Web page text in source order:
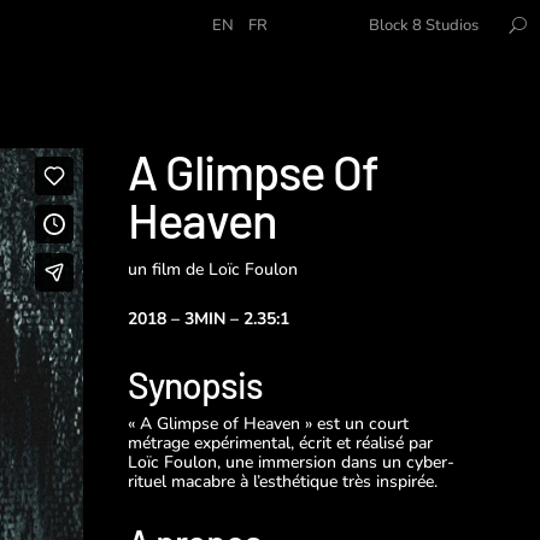
EN FR Block 8 Studios
A Glimpse Of
Heaven
un film de Loïc Foulon
2018 – 3MIN – 2.35:1
Synopsis
« A Glimpse of Heaven » est un court
métrage expérimental, écrit et réalisé par
Loïc Foulon, une immersion dans un cyber-
rituel macabre à l’esthétique très inspirée.